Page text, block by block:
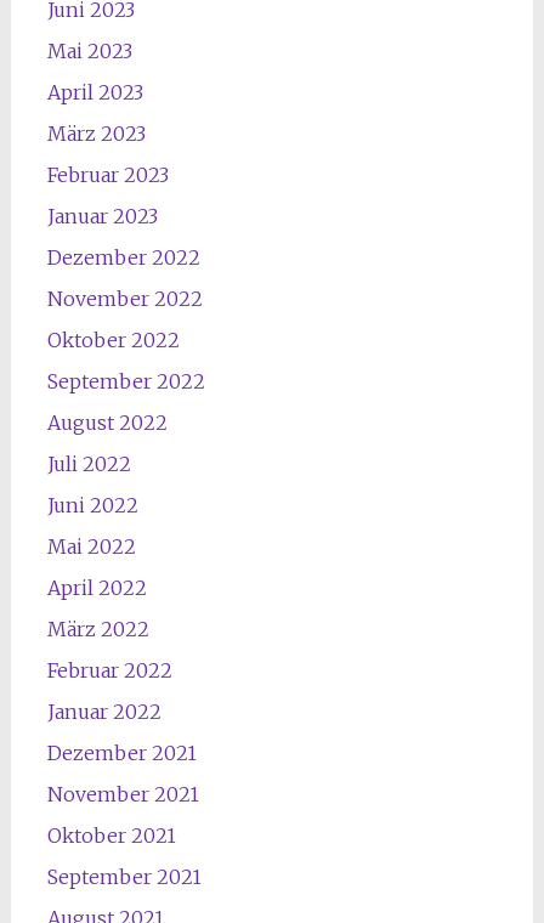
Juni 2023
Mai 2023
April 2023
März 2023
Februar 2023
Januar 2023
Dezember 2022
November 2022
Oktober 2022
September 2022
August 2022
Juli 2022
Juni 2022
Mai 2022
April 2022
März 2022
Februar 2022
Januar 2022
Dezember 2021
November 2021
Oktober 2021
September 2021